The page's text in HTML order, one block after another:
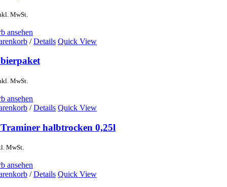
MwSt.
ansehen
/ Details Quick View
MwSt.
ansehen
/ Details Quick View
halbtrocken 0,25l
MwSt.
ansehen
/ Details Quick View